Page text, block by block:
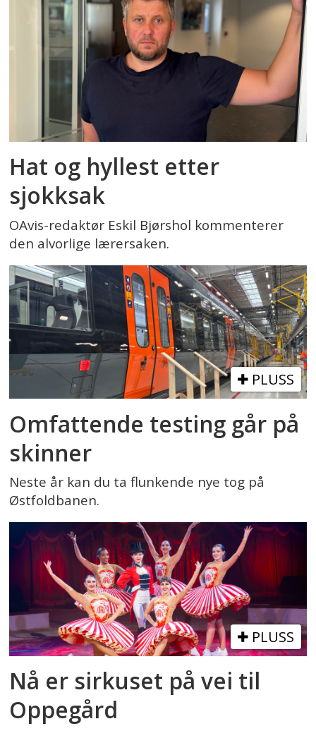
Hat og hyllest etter
sjokksak
OAvis-redaktør Eskil Bjørshol kommenterer
den alvorlige lærersaken.
PLUSS
Omfattende testing går på
skinner
Neste år kan du ta flunkende nye tog på
Østfoldbanen.
PLUSS
Nå er sirkuset på vei til
Oppegård